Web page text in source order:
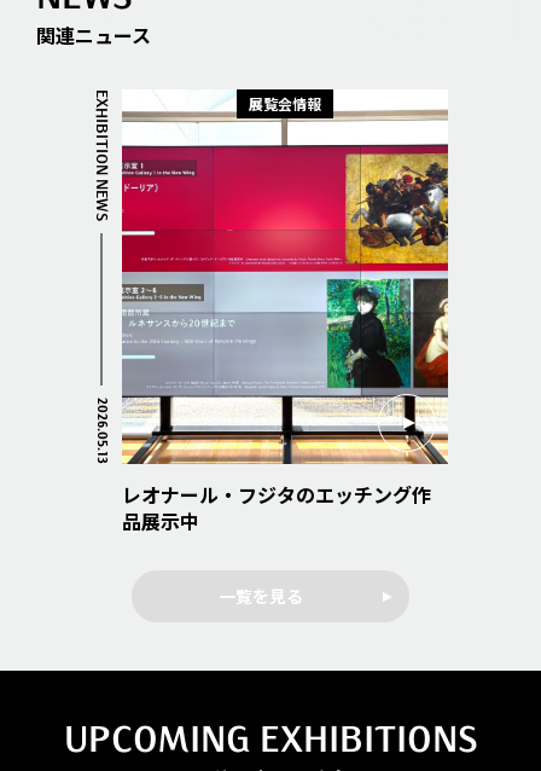
関連ニュース
EXHIBITION NEWS
2026.05.13
展覧会情報
レオナール・フジタのエッチング作
品展示中
一覧を見る
UPCOMING EXHIBITIONS